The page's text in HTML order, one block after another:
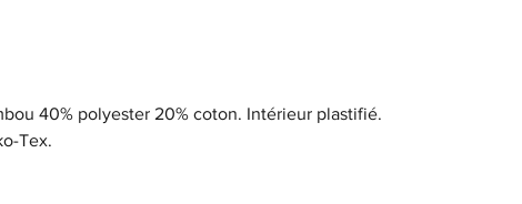
40% polyester 20% coton. Intérieur plastifié.
Tex.